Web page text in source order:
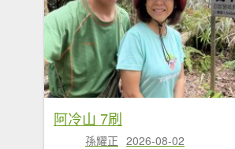
阿冷山 7刷
孫耀正 2026-08-02